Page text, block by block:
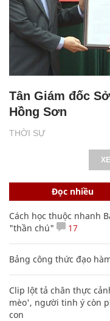
THỜI SỰ
Tân Giám đốc
Hồng Sơn
Đọc nhiều
Cách học thuộc nhanh
"thần chú"
17
Bảng công thức đạo
Clip lột tả chân thực
mèo', người tinh ý còn
con